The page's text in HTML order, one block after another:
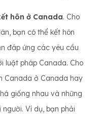
hôn ở Canada. Cho
bạn có thể kết hôn
đáp ứng các yêu cầu
luật pháp Canada. Cho
Canada ở Canada hay
giống nhau và những
Ví dụ, bạn phải